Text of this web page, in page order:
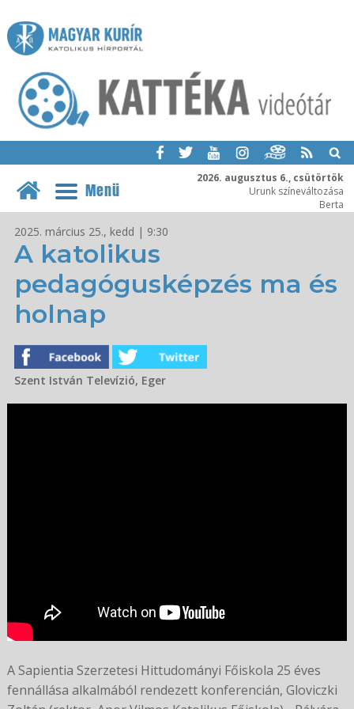
2026. augusztus 6., csütörtök
Urunk színeváltozása
Berta
Menü
A Sapientia Szerzetesi Hittudományi Főiskola 25 éves
fennállása alkalmából rendezett konferencián, Gloviczki
2025. március 25., kedd | 9:30
A katolikus
pedagógusképzés ma és
holnap
Szent István Televízió, Eger